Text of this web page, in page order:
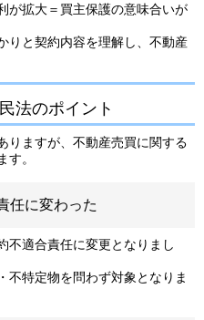
が拡大＝買主保護の意味合いが
りと契約内容を理解し、不動産
法のポイント
りますが、不動産売買に関する
す。
任に変わった
不適合責任に変更となりまし
不特定物を問わず対象となりま